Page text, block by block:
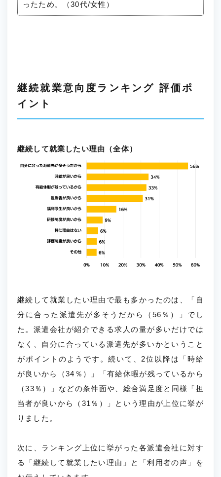
ったため。（30代/女性）
継続就業意向度ランキング 評価ポ
イント
継続して就業したい理由（全体）
継続して就業したい理由で最も多かったのは、「自
分に合った派遣先が多そうだから（56％）」でし
た。派遣会社が紹介できる求人の量が多いだけでは
なく、自分に合っている派遣先が多いかということ
がポイントのようです。続いて、2位以降は「時給
が良いから（34％）」「有給休暇が残っているから
（33％）」などの条件面や、総合満足度と同様「担
当者が良いから（31％）」という理由が上位に挙が
りました。
次に、ランキング上位に挙がった各派遣会社に対す
る「継続して就業したい理由」と「利用者の声」を